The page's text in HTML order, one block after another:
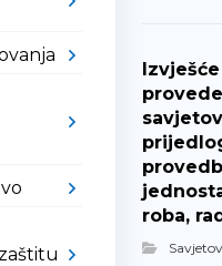
roba,